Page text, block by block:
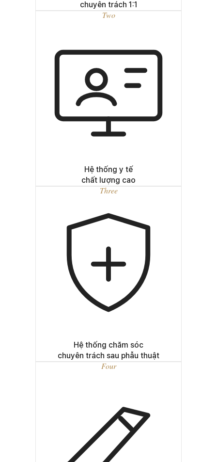
chuyên trách 1:1
Two
Hệ thống y tế
chất lượng cao
Three
Hệ thống chăm sóc
chuyên trách sau phẫu thuật
Four